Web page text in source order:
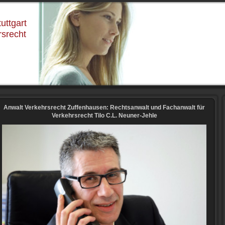
Anwalt Verkehrsrecht Zuffenhausen: Rechtsanwalt und Fachanwalt für
Verkehrsrecht Tilo C.L. Neuner-Jehle